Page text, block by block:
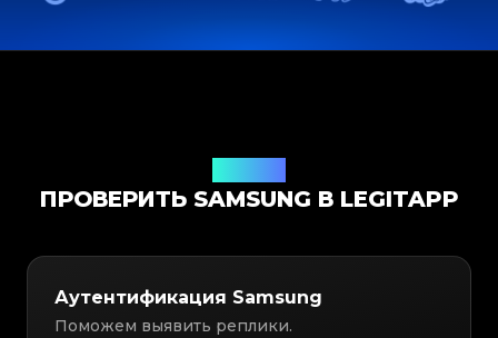
ПРОВЕРИТЬ SAMSUNG В LEGITAPP
Аутентификация Samsung
Поможем выявить реплики.